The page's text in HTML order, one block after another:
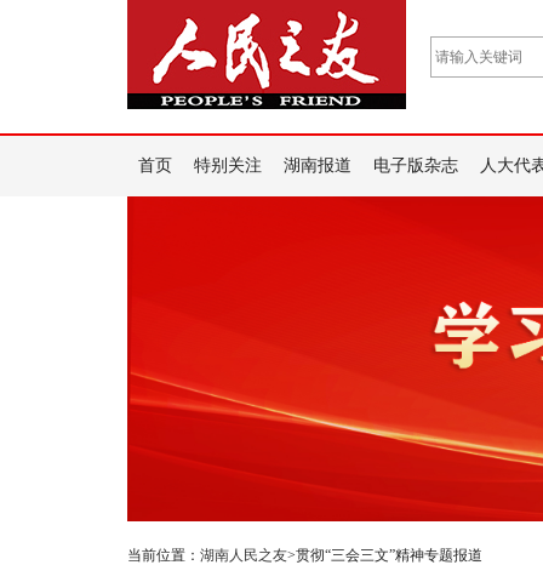
首页 特别关注 湖南报道 电子版杂志 人大代
当前位置： 湖南人民之友>贯彻“三会三文”精神专题报道